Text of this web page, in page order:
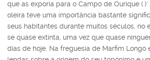
que as exporia para o Campo de Ourique
oleira teve uma importância bastante
seus habitantes durante muitos séculos, no
se quase extinta, uma vez que quase
dias de hoje. Na freguesia de Marfim Longo